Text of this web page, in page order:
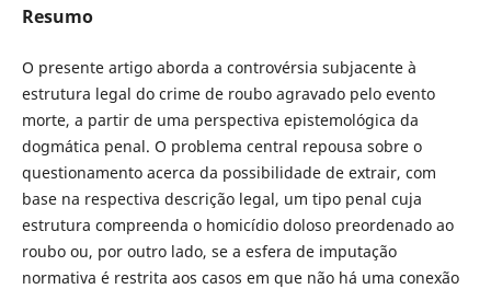
Resumo
O presente artigo aborda a controvérsia subjacente à
estrutura legal do crime de roubo agravado pelo evento
morte, a partir de uma perspectiva epistemológica da
dogmática penal. O problema central repousa sobre o
questionamento acerca da possibilidade de extrair, com
base na respectiva descrição legal, um tipo penal cuja
estrutura compreenda o homicídio doloso preordenado ao
roubo ou, por outro lado, se a esfera de imputação
normativa é restrita aos casos em que não há uma conexão